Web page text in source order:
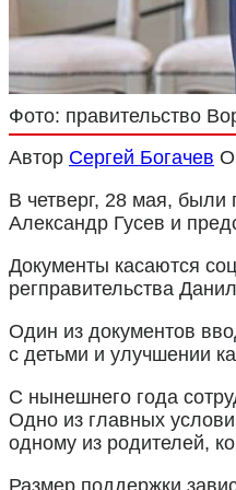
Фото: правительство
Автор Сергей Богачев
В четверг, 28 мая,
Александр Гусев и
Документы касаются
регправительства
Один из документов
с детьми и улучшении
С нынешнего года
Одно из главных
одному из родителей,
Размер поддержки